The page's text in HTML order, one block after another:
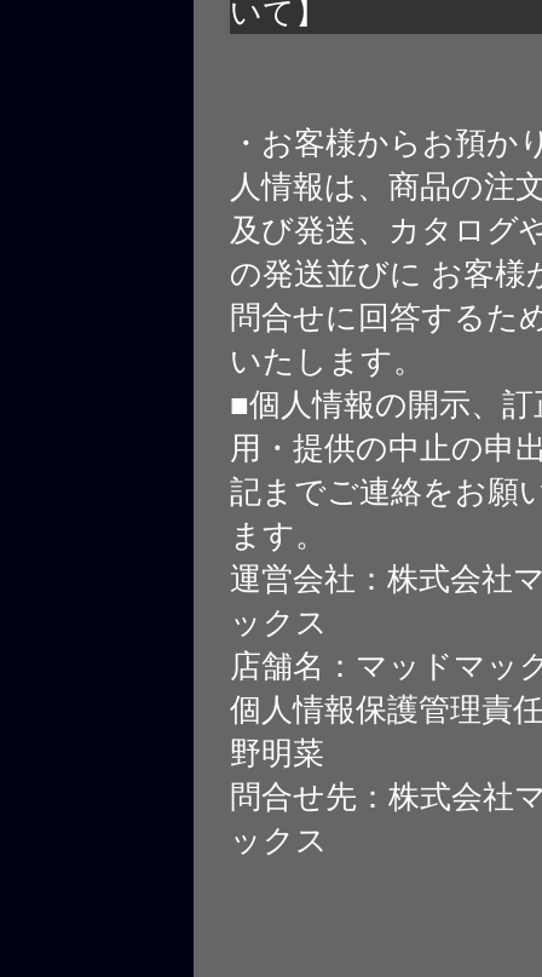
いて】
・お客様からお預か
人情報は、商品の注
及び発送、カタログ
の発送並びに お客様
問合せに回答するた
いたします。
■個人情報の開示、
用・提供の中止の申
記までご連絡をお願
ます。
運営会社：株式会社
ックス
店舗名：マッドマッ
個人情報保護管理責
野明菜
問合せ先：株式会社
ックス